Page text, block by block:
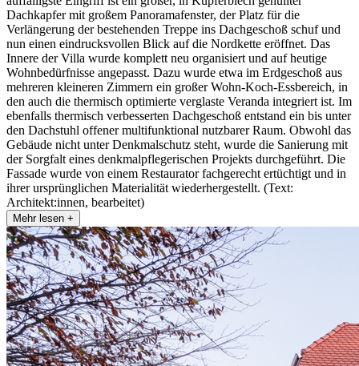
Dachkapfer mit großem Panoramafenster, der Platz für die
Verlängerung der bestehenden Treppe ins Dachgeschoß schuf und
nun einen eindrucksvollen Blick auf die Nordkette eröffnet. Das
Innere der Villa wurde komplett neu organisiert und auf heutige
Wohnbedürfnisse angepasst. Dazu wurde etwa im Erdgeschoß aus
mehreren kleineren Zimmern ein großer Wohn-Koch-Essbereich, in
den auch die thermisch optimierte verglaste Veranda integriert ist. Im
ebenfalls thermisch verbesserten Dachgeschoß entstand ein bis unter
den Dachstuhl offener multifunktional nutzbarer Raum. Obwohl das
Gebäude nicht unter Denkmalschutz steht, wurde die Sanierung mit
der Sorgfalt eines denkmalpflegerischen Projekts durchgeführt. Die
Fassade wurde von einem Restaurator fachgerecht ertüchtigt und in
ihrer ursprünglichen Materialität wiederhergestellt. (Text:
Architekt:innen, bearbeitet)
Mehr lesen +